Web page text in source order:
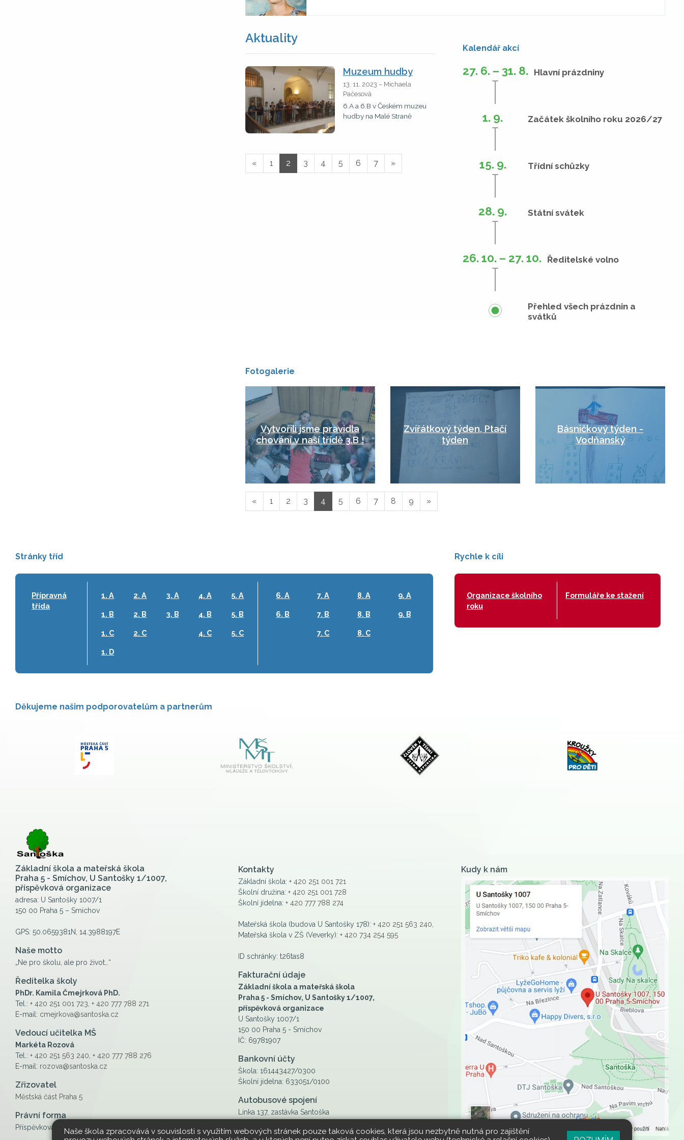
Aktuality
Muzeum hudby
13. 11. 2023 – Michaela
Pačesová
6.A a 6.B v Českém muzeu
hudby na Malé Straně
« 1 2 3 4 5 6 7 »
Kalendář akcí
27. 6. – 31. 8. Hlavní prázdniny
1. 9. Začátek školního roku 2026/27
15. 9. Třídní schůzky
28. 9. Státní svátek
26. 10. – 27. 10. Ředitelské volno
Přehled všech prázdnin a
svátků
Fotogalerie
Vytvořili jsme pravidla
chování v naší třídě 3.B !
Zvířátkový týden, Ptačí
týden
Básničkový týden -
Vodňanský
« 1 2 3 4 5 6 7 8 9 »
Stránky tříd
Přípravná
třída
1. A
1. B
1. C
1. D
2. A
2. B
2. C
3. A
3. B
4. A
4. B
4. C
5. A
5. B
5. C
6. A
6. B
7. A
7. B
7. C
8. A
8. B
8. C
9. A
9. B
Rychle k cíli
Organizace školního
roku
Formuláře ke stažení
Děkujeme našim podporovatelům a partnerům
Základní škola a mateřská škola
Praha 5 - Smíchov, U Santošky 1/1007,
příspěvková organizace
adresa: U Santošky 1007/1
150 00 Praha 5 – Smíchov
GPS: 50.0659381N, 14.3988197E
Naše motto
„Ne pro školu, ale pro život…“
Ředitelka školy
PhDr. Kamila Čmejrková PhD.
Tel.: + 420 251 001 723 + 420 777 788 271
E-mail: cmejrkova@santoska.cz
Vedoucí učitelka MŠ
Markéta Rozová
Tel.: + 420 251 563 240 + 420 777 788 276
E-mail: rozova@santoska.cz
Zřizovatel
Městská část Praha 5
Právní forma
Příspěvková organizace
Kontakty
Základní škola: + 420 251 001 721
Školní družina: + 420 251 001 728
Školní jídelna: + 420 777 788 274
Mateřská škola (budova U Santošky 178): + 420 251 563 240
Mateřská škola v ZŠ (Veverky): + 420 734 254 595
ID schránky: t26tas8
Fakturační údaje
Základní škola a mateřská škola
Praha 5 - Smíchov, U Santošky 1/1007,
příspěvková organizace
U Santošky 1007/1
150 00 Praha 5 - Smíchov
IČ: 69781907
Bankovní účty
Škola: 161443427/0300
Školní jídelna: 633051/0100
Autobusové spojení
Linka 137, zastávka Santoška
Kudy k nám
Naše škola zpracovává v souvislosti s využitím webových stránek pouze taková cookies, která jsou nezbytně nutná pro zajištění